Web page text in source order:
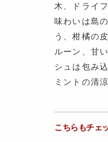
木、ドライ
味わいは島
う、柑橘の
ルーン、甘
シュは包み
ミントの清
こちらもチェ